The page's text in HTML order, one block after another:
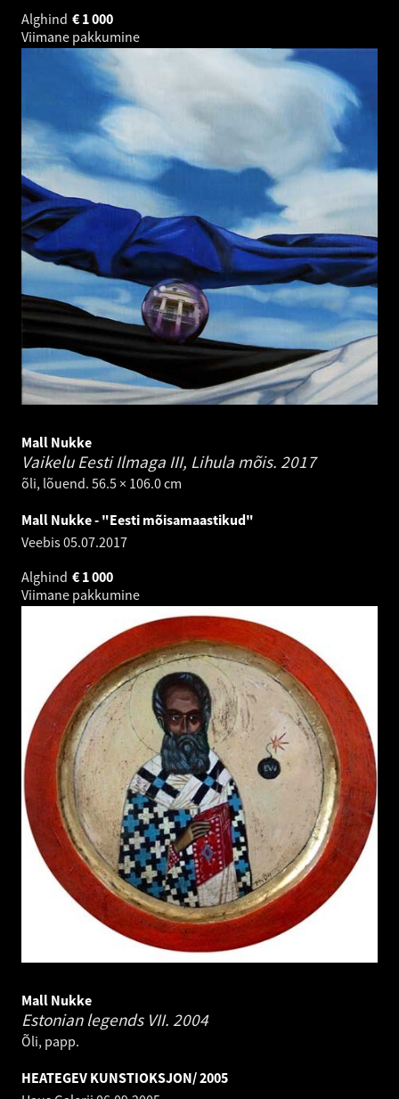
Alghind
1 000
€
Viimane pakkumine
Mall Nukke
Vaikelu Eesti Ilmaga III, Lihula mõis. 2017
õli, lõuend. 56.5 × 106.0 cm
Mall Nukke - "Eesti mõisamaastikud"
Veebis05.07.2017
Alghind
1 000
€
Viimane pakkumine
Mall Nukke
Estonian legends VII. 2004
Õli, papp.
HEATEGEV KUNSTIOKSJON/ 2005